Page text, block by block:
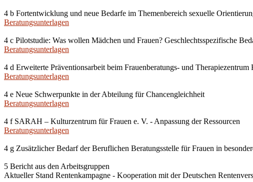
4 b Fortentwicklung und neue Bedarfe im Themenbereich sexuelle
Beratungsunterlagen
4 c Pilotstudie: Was wollen Mädchen und Frauen? Geschlechtsspezifische
Beratungsunterlagen
4 d Erweiterte Präventionsarbeit beim Frauenberatungs- und Therapiezentrum
Beratungsunterlagen
4 e Neue Schwerpunkte in der Abteilung für Chancengleichheit
Beratungsunterlagen
4 f SARAH – Kulturzentrum für Frauen e. V. - Anpassung der Ressourcen
Beratungsunterlagen
4 g Zusätzlicher Bedarf der Beruflichen Beratungsstelle für Frauen in
5 Bericht aus den Arbeitsgruppen
Aktueller Stand Rentenkampagne - Kooperation mit der Deutschen